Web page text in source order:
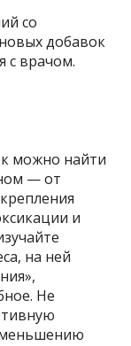
со
добавок
с врачом.
можно найти
— от
и
на ней
Не